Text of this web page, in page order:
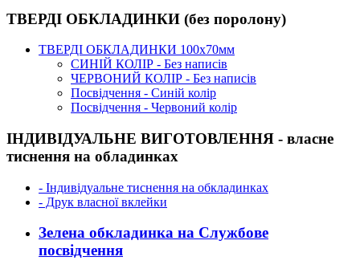
ТВЕРДІ ОБКЛАДИНКИ (без поролону)
ТВЕРДІ ОБКЛАДИНКИ 100х70мм
СИНІЙ КОЛІР - Без написів
ЧЕРВОНИЙ КОЛІР - Без написів
Посвідчення - Синій колір
Посвідчення - Червоний колір
ІНДИВІДУАЛЬНЕ ВИГОТОВЛЕННЯ - власне
тиснення на обладинках
- Індивідуальне тиснення на обкладинках
- Друк власної вклейки
Зелена обкладинка на Службове
посвідчення